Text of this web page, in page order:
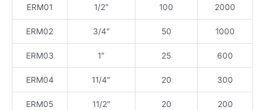
ERM01 1/2″ 100 2000
ERM02 3/4″ 50 1000
ERM03 1″ 25 600
ERM04 11/4″ 20 300
ERM05 11/2″ 20 200